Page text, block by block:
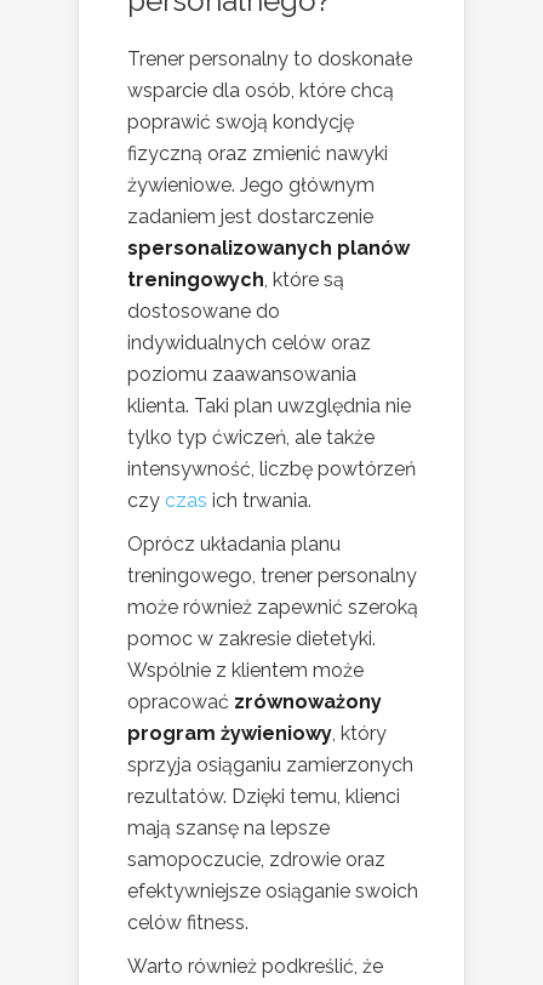
Trener personalny to doskonałe
wsparcie dla osób, które chcą
poprawić swoją kondycję
fizyczną oraz zmienić nawyki
żywieniowe. Jego głównym
zadaniem jest dostarczenie
spersonalizowanych planów
treningowych, które są
dostosowane do
indywidualnych celów oraz
poziomu zaawansowania
klienta. Taki plan uwzględnia nie
tylko typ ćwiczeń, ale także
intensywność, liczbę powtórzeń
czy czas ich trwania.
Oprócz układania planu
treningowego, trener personalny
może również zapewnić szeroką
pomoc w zakresie dietetyki.
Wspólnie z klientem może
opracować zrównoważony
program żywieniowy, który
sprzyja osiąganiu zamierzonych
rezultatów. Dzięki temu, klienci
mają szansę na lepsze
samopoczucie, zdrowie oraz
efektywniejsze osiąganie swoich
celów fitness.
Warto również podkreślić, że